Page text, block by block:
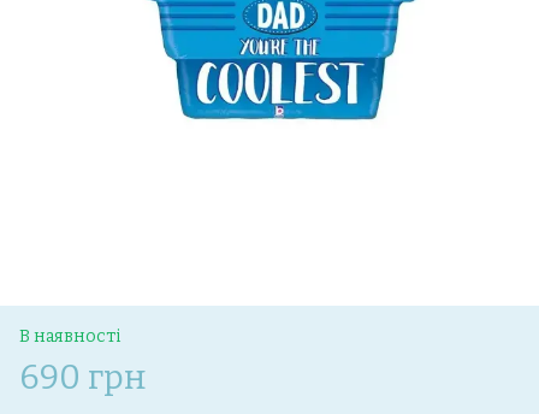
В наявності
690 грн